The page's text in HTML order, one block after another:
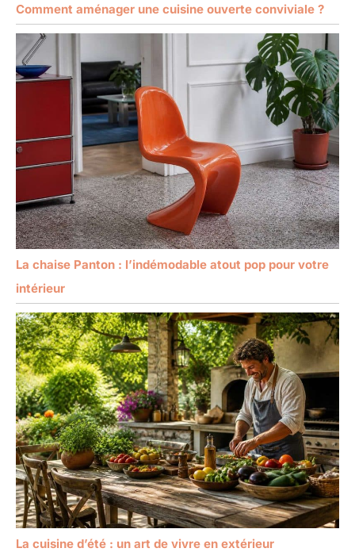
Comment aménager une cuisine ouverte conviviale ?
La chaise Panton : l’indémodable atout pop pour votre
intérieur
La cuisine d’été : un art de vivre en extérieur